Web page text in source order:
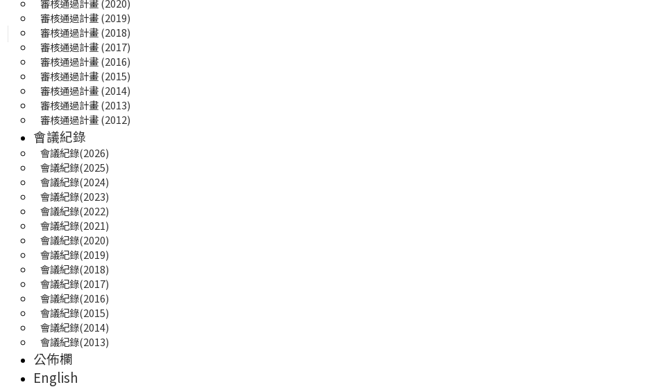
審核通過計畫 (2020)
審核通過計畫 (2019)
審核通過計畫 (2018)
審核通過計畫 (2017)
審核通過計畫 (2016)
審核通過計畫 (2015)
審核通過計畫 (2014)
審核通過計畫 (2013)
審核通過計畫 (2012)
會議紀錄
會議紀錄(2026)
會議紀錄(2025)
會議紀錄(2024)
會議紀錄(2023)
會議紀錄(2022)
會議紀錄(2021)
會議紀錄(2020)
會議紀錄(2019)
會議紀錄(2018)
會議紀錄(2017)
會議紀錄(2016)
會議紀錄(2015)
會議紀錄(2014)
會議紀錄(2013)
公佈欄
English